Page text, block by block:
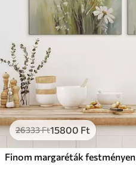
26333Ft15800 Ft
Finom margaréták festményen